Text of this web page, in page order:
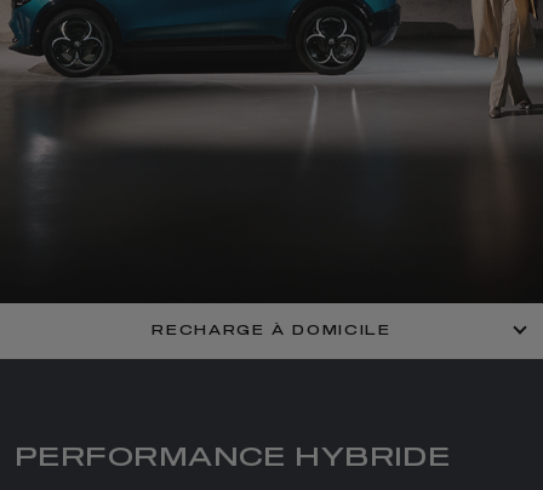
RECHARGE À DOMICILE
PERFORMANCE HYBRIDE